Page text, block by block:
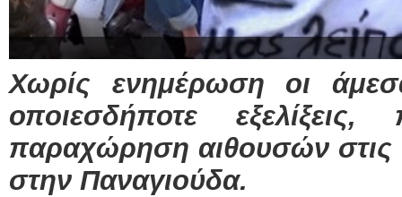
Χωρίς ενημέρωση οι
οποιεσδήποτε
παραχώρηση αιθουσών στις
στην Παναγιούδα.